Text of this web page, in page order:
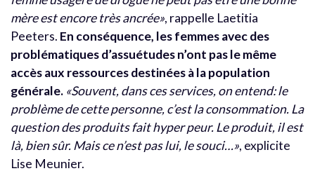
mère est encore très ancrée», rappelle Laetitia
Peeters. En conséquence, les femmes avec des
problématiques d’assuétudes n’ont pas le même
accès aux ressources destinées à la population
générale. «Souvent, dans ces services, on entend: le
problème de cette personne, c’est la consommation. La
question des produits fait hyper peur. Le produit, il est
là, bien sûr. Mais ce n’est pas lui, le souci…», explicite
Lise Meunier.